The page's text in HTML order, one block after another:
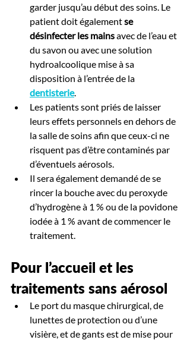
garder jusqu’au début des soins. Le
patient doit également se
désinfecter les mains avec de l’eau et
du savon ou avec une solution
hydroalcoolique mise à sa
disposition à l’entrée de la
dentisterie.
Les patients sont priés de laisser
leurs effets personnels en dehors de
la salle de soins afin que ceux-ci ne
risquent pas d’être contaminés par
d’éventuels aérosols.
Il sera également demandé de se
rincer la bouche avec du peroxyde
d’hydrogène à 1 % ou de la povidone
iodée à 1 % avant de commencer le
traitement.
Pour l’accueil et les
traitements sans aérosol
Le port du masque chirurgical, de
lunettes de protection ou d’une
visière, et de gants est de mise pour